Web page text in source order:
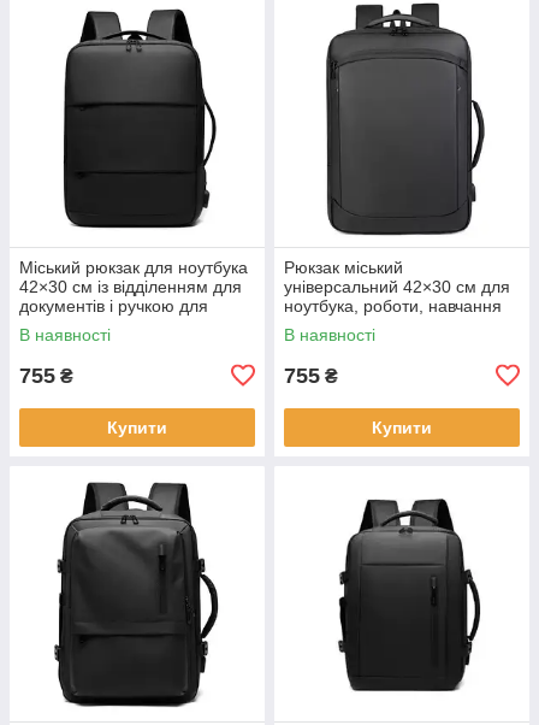
Міський рюкзак для ноутбука
42×30 см із відділенням для
документів і ручкою для
перенесення KAY
В наявності
755 ₴
Купити
Рюкзак міський
універсальний 42×30 см для
ноутбука, роботи, навчання
та подорожей KAY
В наявності
755 ₴
Купити